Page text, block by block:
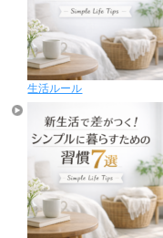
生活ルール